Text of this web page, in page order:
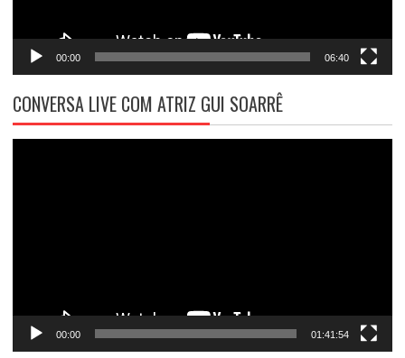
00:00 06:40
CONVERSA LIVE COM ATRIZ GUI SOARRÊ
00:00 01:41:54